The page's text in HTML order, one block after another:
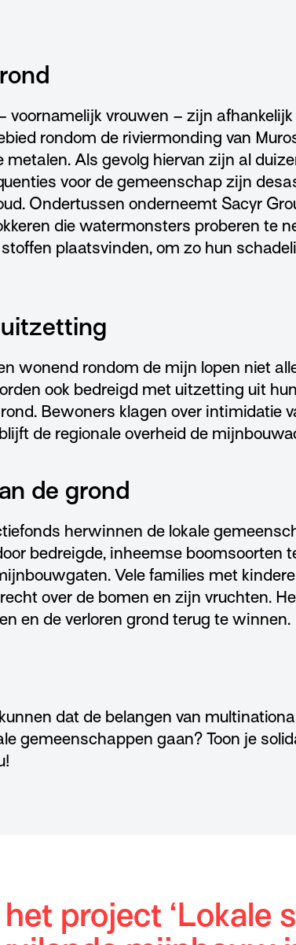
voornamelijk vrouwen – zijn
rondom de riviermonding van
metalen. Als gevolg hiervan zijn al
voor de gemeenschap zijn
Ondertussen onderneemt Sacyr
die watermonsters proberen te
plaatsvinden, om zo hun
wonend rondom de mijn lopen niet
ook bedreigd met uitzetting uit
Bewoners klagen over intimidatie
de regionale overheid de
de grond
herwinnen de lokale
bedreigde, inheemse boomsoorten
Vele families met
over de bomen en zijn vruchten.
en de verloren grond terug te winnen.
dat de belangen van
gemeenschappen gaan? Toon je
project ‘Lokale